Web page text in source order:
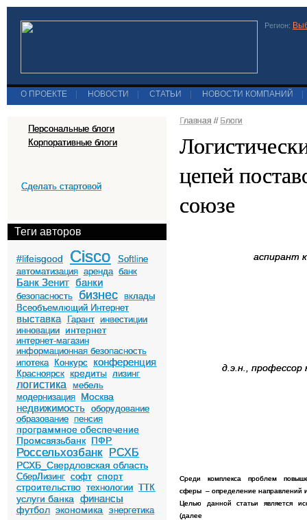
Регион:
О ПРОЕКТЕ НОВОСТИ СТАТЬИ НОВОСТИ КОМПАНИЙ
Персональные блоги
Корпоративные блоги
Сделать стартовой
Теги авторов
#lifeisgood Cisco
Softline
автоматизация аренда банк
Банк Зенит банки
безопасность бизнес
вклады
Всеобъемлющий Интернет
выставка Гарант инвестиции
инновации
интернет
интернет-магазин
информационная безопасность
ипотека
Конкурс конференция
Красноярск кредиты лизинг
логистика
мебель
модернизация
Москва
недвижимость оборудование
образование пенсия
программное обеспечение
Промсвязьбанк ПФР
Россельхозбанк РСХБ
РСХБ_Свердловская область
СберЛизинг софт спорт
строительство технологии ТТК
услуги банка финансы
футбол экономика энергетика
Главная // Блоги
цепей
союзе
аспирант
д.э.н., профессор
Средикомплекса проблем
сферы – определение направлений
Целью
данной статьи является
(далее